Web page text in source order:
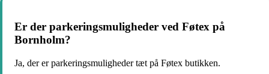
Er der parkeringsmuligheder ved Føtex på
Bornholm?
Ja, der er parkeringsmuligheder tæt på Føtex butikken.